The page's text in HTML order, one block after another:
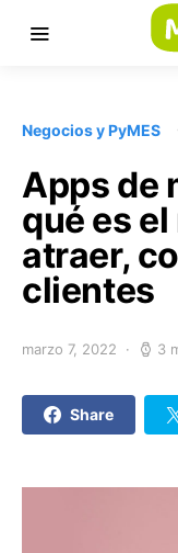
Negocios y PyMES
Apps de
qué es
atraer,
clientes
marzo 7, 2022 3
Share